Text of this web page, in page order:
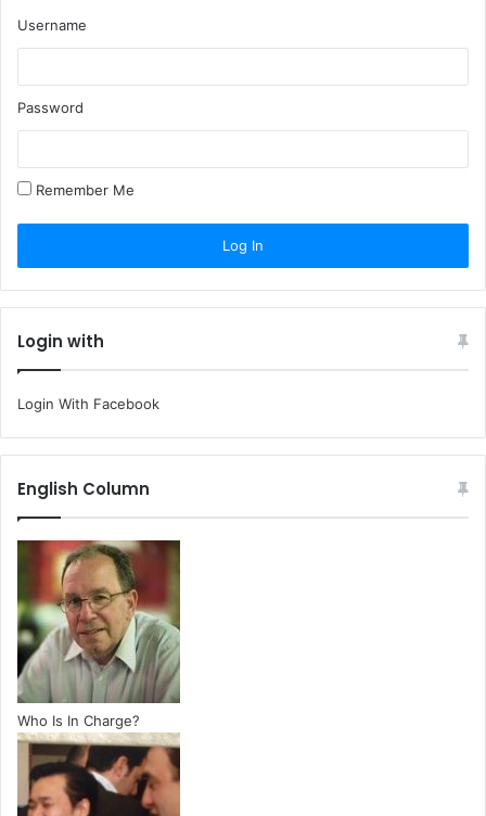
Username
Password
Remember Me
Login with
Login With Facebook
English Column
Who Is In Charge?